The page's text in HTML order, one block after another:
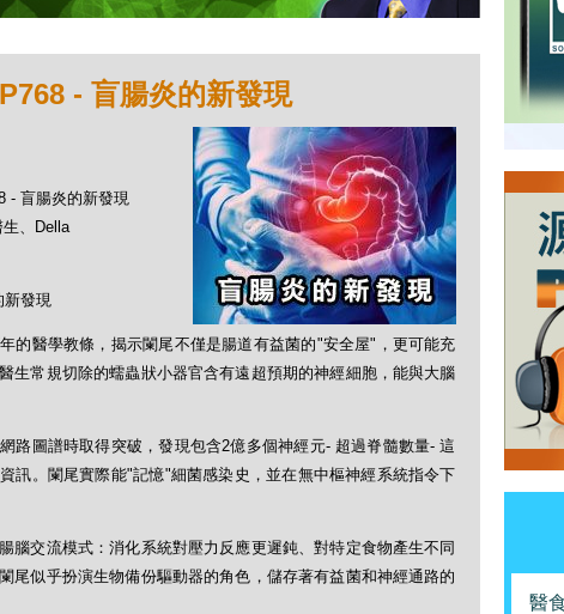
- 盲腸炎的新發現
- 盲腸炎的新發現
、Della
新發現
的醫學教條，揭示闌尾不僅是腸道有益菌的"安全屋"，更可能充
生常規切除的蠕蟲狀小器官含有遠超預期的神經細胞，能與大腦
路圖譜時取得突破，發現包含2億多個神經元- 超過脊髓數量- 這
訊。闌尾實際能"記憶"細菌感染史，並在無中樞神經系統指令下
腦交流模式：消化系統對壓力反應更遲鈍、對特定食物產生不同
尾似乎扮演生物備份驅動器的角色，儲存著有益菌和神經通路的
醫